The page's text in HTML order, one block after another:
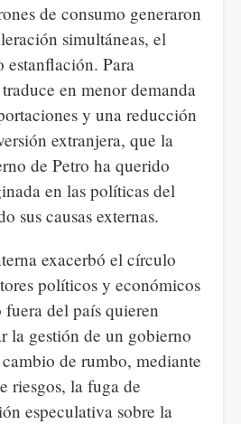
de consumo generaron
simultáneas, el
estanflación. Para
en menor demanda
y una reducción
extranjera, que la
de Petro ha querido
en las políticas del
sus causas externas.
exacerbó el círculo
políticos y económicos
del país quieren
la gestión de un gobierno
de rumbo, mediante
riesgos, la fuga de
especulativa sobre la